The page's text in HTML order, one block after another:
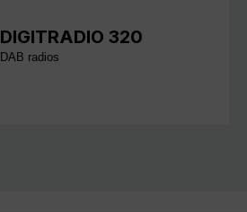
DIGITRADIO 320
DAB radios